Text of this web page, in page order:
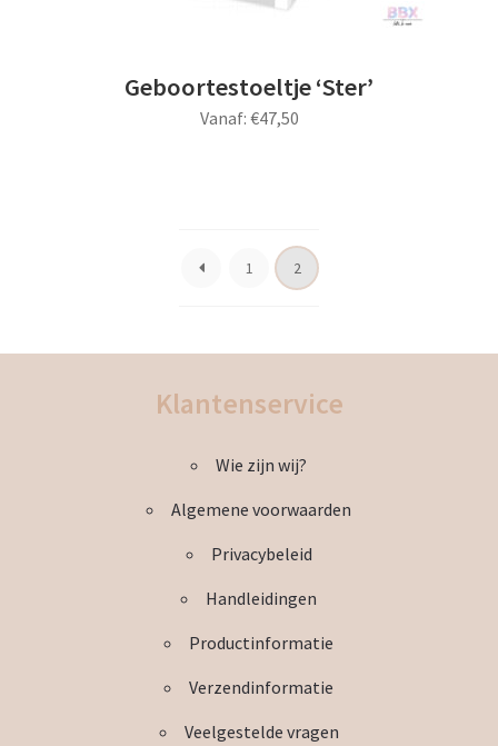
Geboortestoeltje ‘Ster’
Vanaf: €47,50
meerdere
variaties.
kan
worden
de
productpagina
1 2
Klantenservice
Wie zijn wij?
Algemene voorwaarden
Privacybeleid
Handleidingen
Productinformatie
Verzendinformatie
Veelgestelde vragen